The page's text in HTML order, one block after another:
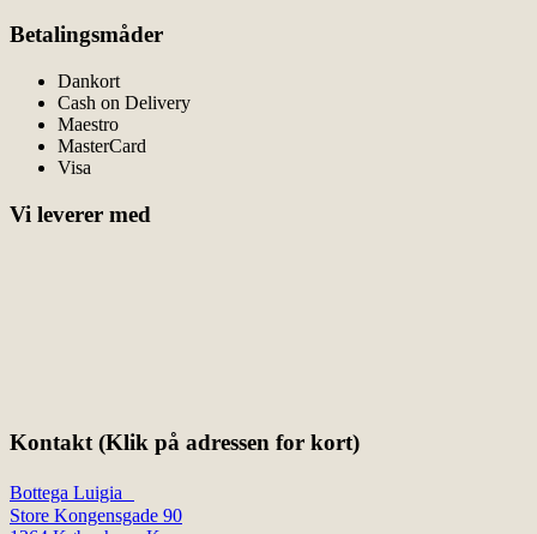
Betalingsmåder
Dankort
Cash on Delivery
Maestro
MasterCard
Visa
Vi leverer med
Kontakt (Klik på adressen for kort)
Bottega Luigia
Store Kongensgade 90